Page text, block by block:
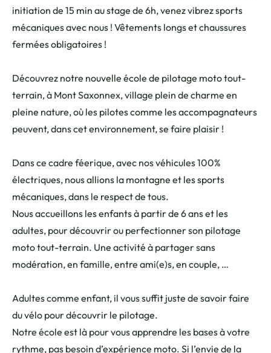
initiation de 15 min au stage de 6h, venez vibrez sports
mécaniques avec nous ! Vêtements longs et chaussures
fermées obligatoires !
Découvrez notre nouvelle école de pilotage moto tout-
terrain, à Mont Saxonnex, village plein de charme en
pleine nature, où les pilotes comme les accompagnateurs
peuvent, dans cet environnement, se faire plaisir !
Dans ce cadre féerique, avec nos véhicules 100%
électriques, nous allions la montagne et les sports
mécaniques, dans le respect de tous.
Nous accueillons les enfants à partir de 6 ans et les
adultes, pour découvrir ou perfectionner son pilotage
moto tout-terrain. Une activité à partager sans
modération, en famille, entre ami(e)s, en couple, …
Adultes comme enfant, il vous suffit juste de savoir faire
du vélo pour découvrir le pilotage.
Notre école est là pour vous apprendre les bases à votre
rythme, pas besoin d’expérience moto. Si l’envie de la